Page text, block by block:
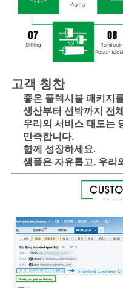
고객 칭찬
좋은 플렉시블 패키지
생산부터 선박까지 전
우리의 서비스 태도는
만족합니다.
함께 성장하세요.
샘플은 자유롭고, 우리